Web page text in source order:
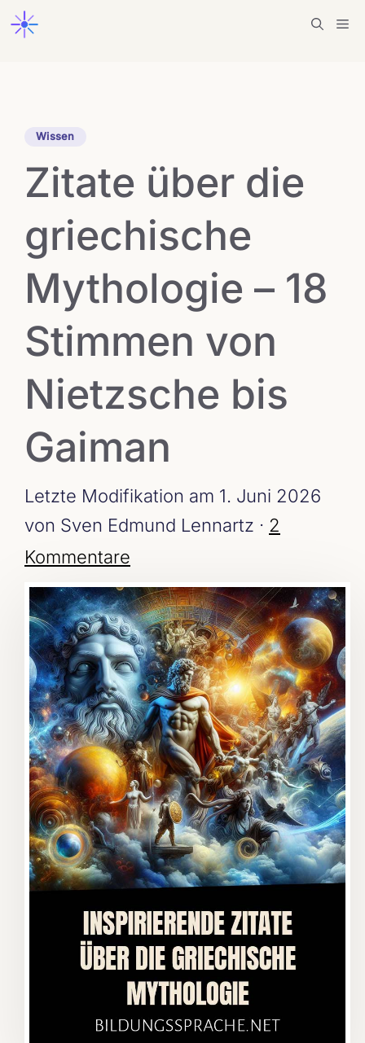
Zum
Inhalt
Wissen
Zitate über die
griechische
Mythologie – 18
Stimmen von
Nietzsche bis
Gaiman
Letzte Modifikation am 1. Juni 2026
von Sven Edmund Lennartz · 2
Kommentare